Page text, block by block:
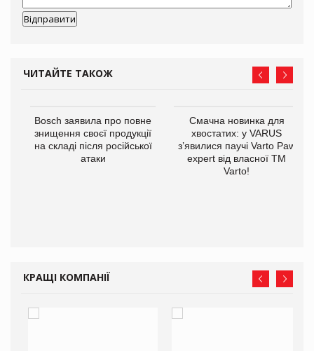
ЧИТАЙТЕ ТАКОЖ
Bosch заявила про повне
знищення своєї продукції
на складі після російської
атаки
Смачна новинка для
хвостатих: у VARUS
з’явилися паучі Varto Paw
expert від власної ТМ
Varto!
КРАЩІ КОМПАНІЇ